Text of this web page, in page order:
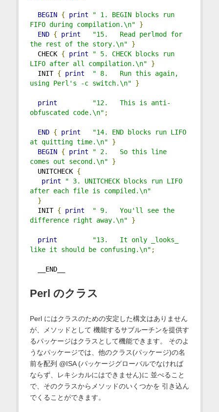
BEGIN { print
" 1. BEGIN blocks run
FIFO during compilation.\n"
}
END { print
"15.   Read perlmod for
the rest of the story.\n"
}
CHECK { print
" 5. CHECK blocks run
LIFO after all compilation.\n"
}
INIT { print
" 8.   Run this again,
using Perl's -c switch.\n"
}
print
"12.   This is anti-
obfuscated code.\n" ;
END { print
"14. END blocks run LIFO
at quitting time.\n"
}
BEGIN { print
" 2.   So this line
comes out second.\n"
}
UNITCHECK {
print
" 3. UNITCHECK blocks run LIFO
after each file is compiled.\n"
}
INIT { print
" 9.   You'll see the
difference right away.\n"
}
print
"13.   It only _looks_
like it should be confusing.\n" ;
__END__
Perl のクラス
Perl にはクラスのための安定した構文はありません
が、メソッドとして 機能するサブルーチンを提供す
るパッケージはクラスとして機能できます。 そのよ
うなパッケージでは、他のクラス(パッケージ)の名
前を配列 @ISA (パッケージグローバルでなければ
ならず、レキシカルにはできません)に 並べること
で、そのクラスからメソッドのいくつかを 引き込ん
でくることができます。